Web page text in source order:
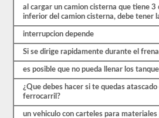
necesarias
para
carga
Deberá
obtener
puntaje
menos
al cargar un camion cisterna que tiene
inferior del camion cisterna, debe tener
interrupcion depende
Si se dirige rapidamente durante el
es posible que no pueda llenar los
¿Que debes hacer si te quedas atascado
ferrocarril?
un vehiculo con carteles para